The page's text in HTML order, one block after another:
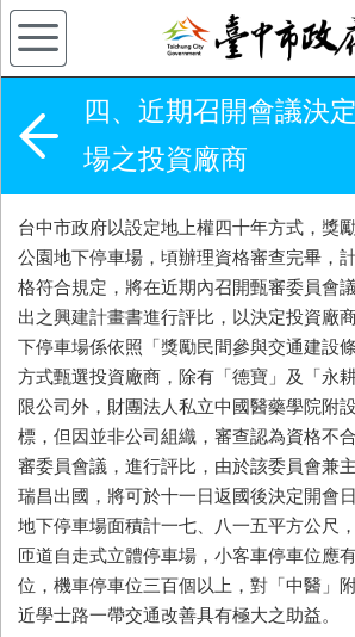
四、近期召開會議決
場之投資廠商
台中市政府以設定地上權四十年方式，獎
公園地下停車場，頃辦理資格審查完畢，
格符合規定，將在近期內召開甄審委員會
出之興建計畫書進行評比，以決定投資
下停車場係依照「獎勵民間參與交通建設
方式甄選投資廠商，除有「德寶」及「永
限公司外，財團法人私立中國醫藥學院附
標，但因並非公司組織，審查認為資格不
審委員會議，進行評比，由於該委員會兼
瑞昌出國，將可於十一日返國後決定開
地下停車場面積計一七、八一五平方公尺
匝道自走式立體停車場，小客車停車位應
位，機車停車位三百個以上，對「中醫」
近學士路一帶交通改善具有極大之助益。